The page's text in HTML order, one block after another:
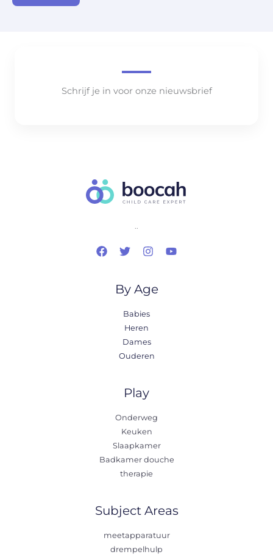
Schrijf je in voor onze nieuwsbrief
..
By Age
Babies
Heren
Dames
Ouderen
Play
Onderweg
Keuken
Slaapkamer
Badkamer douche
therapie
Subject Areas
meetapparatuur
drempelhulp